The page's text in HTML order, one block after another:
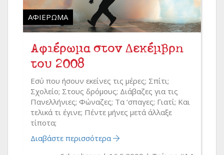
ΑΦΙΈΡΩΜΑ
Αφιέρωμα στον Δεκέμβρη
του 2008
Εσύ που ήσουν εκείνες τις μέρες; Σπίτι;
Σχολείο; Στους δρόμους; Διάβαζες για τις
Πανελλήνιες; Φώναζες; Τα ‘σπαγες; Γιατί; Και
τελικά τι έγινε; Πέντε μήνες μετά άλλαξε
τίποτα;
Διαβάστε περισσότερα